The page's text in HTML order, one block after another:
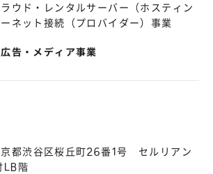
ト採用
ウド・レンタルサーバー（ホスティン
ネット接続（プロバイダー）事業
告・メディア事業
都渋谷区桜丘町26番1号 セルリアン
LB階